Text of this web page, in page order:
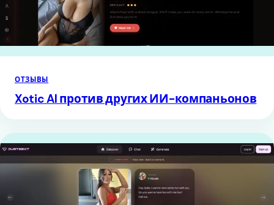
ОТЗЫВЫ
Xotic AI против других ИИ-компаньонов